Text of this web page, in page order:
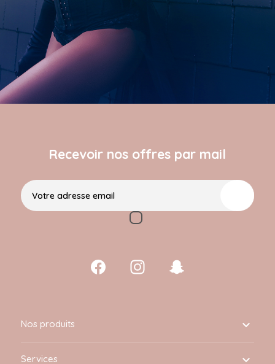
Recevoir nos offres par mail
Votre adresse email
Nos produits 
Services 